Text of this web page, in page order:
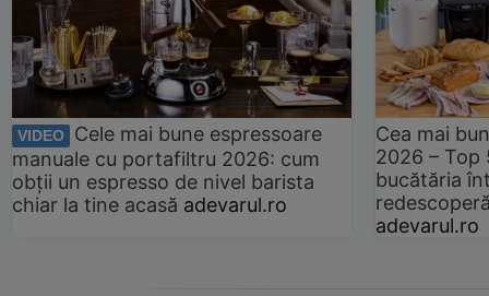
VIDEO
Cele mai bune espressoare
manuale cu portafiltru 2026: cum
obții un espresso de nivel barista
chiar la tine acasă adevarul.ro
Cea mai
2026 –
bucătăria
adevarul.ro